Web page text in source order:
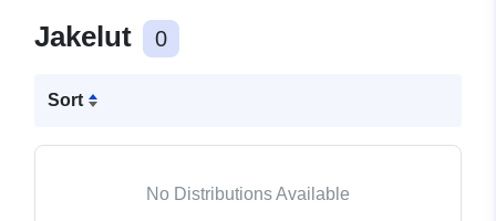
Jakelut 0
Sort
No Distributions Available